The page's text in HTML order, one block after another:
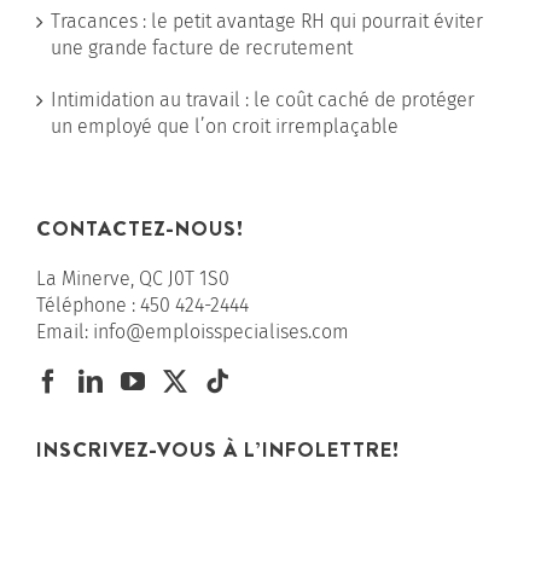
Tracances : le petit avantage RH qui pourrait éviter
une grande facture de recrutement
Intimidation au travail : le coût caché de protéger
un employé que l’on croit irremplaçable
CONTACTEZ-NOUS!
La Minerve, QC J0T 1S0
Téléphone : 450 424-2444
Email: info@emploisspecialises.com
INSCRIVEZ-VOUS À L’INFOLETTRE!